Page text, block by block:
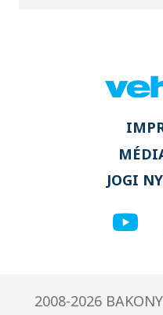
JOGI
2008-2026